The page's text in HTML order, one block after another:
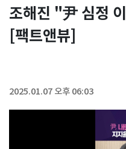
조해진 "尹 심정
[팩트앤뷰]
2025.01.07 오후 06:03